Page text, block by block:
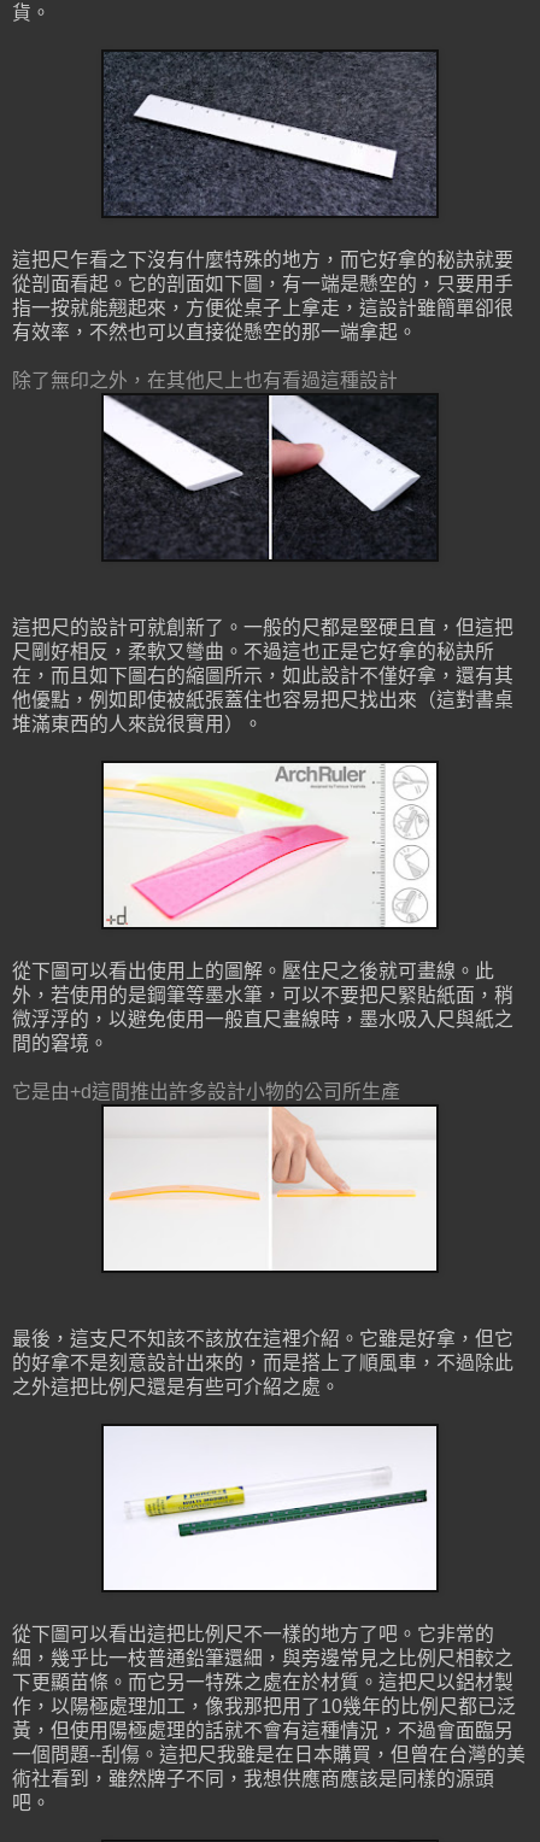
貨。
這把尺乍看之下沒有什麼特殊的地方，而它好拿的秘訣就要
從剖面看起。它的剖面如下圖，有一端是懸空的，只要用手
指一按就能翹起來，方便從桌子上拿走，這設計雖簡單卻很
有效率，不然也可以直接從懸空的那一端拿起。
除了無印之外，在其他尺上也有看過這種設計
這把尺的設計可就創新了。一般的尺都是堅硬且直，但這把
尺剛好相反，柔軟又彎曲。不過這也正是它好拿的秘訣所
在，而且如下圖右的縮圖所示，如此設計不僅好拿，還有其
他優點，例如即使被紙張蓋住也容易把尺找出來（這對書桌
堆滿東西的人來說很實用）。
從下圖可以看出使用上的圖解。壓住尺之後就可畫線。此
外，若使用的是鋼筆等墨水筆，可以不要把尺緊貼紙面，稍
微浮浮的，以避免使用一般直尺畫線時，墨水吸入尺與紙之
間的窘境。
它是由+d這間推出許多設計小物的公司所生產
最後，這支尺不知該不該放在這裡介紹。它雖是好拿，但它
的好拿不是刻意設計出來的，而是搭上了順風車，不過除此
之外這把比例尺還是有些可介紹之處。
從下圖可以看出這把比例尺不一樣的地方了吧。它非常的
細，幾乎比一枝普通鉛筆還細，與旁邊常見之比例尺相較之
下更顯苗條。而它另一特殊之處在於材質。這把尺以鋁材製
作，以陽極處理加工，像我那把用了10幾年的比例尺都已泛
黃，但使用陽極處理的話就不會有這種情況，不過會面臨另
一個問題--刮傷。這把尺我雖是在日本購買，但曾在台灣的美
術社看到，雖然牌子不同，我想供應商應該是同樣的源頭
吧。